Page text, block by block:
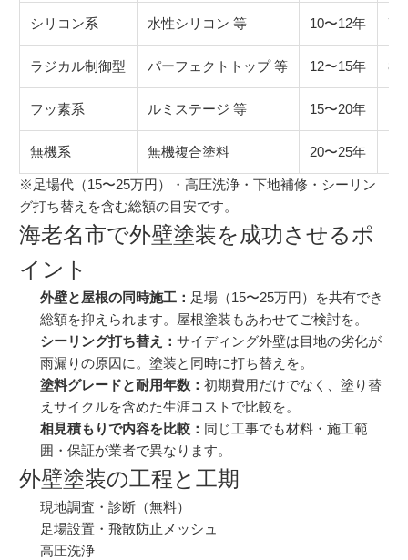
シリコン系 水性シリコン 等 10〜12年 70
ラジカル制御型 パーフェクトトップ 等 12〜15年 80
フッ素系 ルミステージ 等 15〜20年
無機系 無機複合塗料 20〜25年
※足場代（15〜25万円）・高圧洗浄・下地補修・シーリン
グ打ち替えを含む総額の目安です。
海老名市で外壁塗装を成功させるポ
イント
外壁と屋根の同時施工： 足場（15〜25万円）を共有でき
総額を抑えられます。
屋根塗装 もあわせてご検討を。
シーリング打ち替え：サイディング外壁は目地の劣化が
雨漏りの原因に。塗装と同時に打ち替えを。
塗料グレードと耐用年数：初期費用だけでなく、塗り替
えサイクルを含めた生涯コストで比較を。
相見積もりで内容を比較： 同じ工事でも材料・施工範
囲・保証が業者で異なります。
外壁塗装の工程と工期
現地調査・診断（無料）
足場設置・飛散防止メッシュ
高圧洗浄